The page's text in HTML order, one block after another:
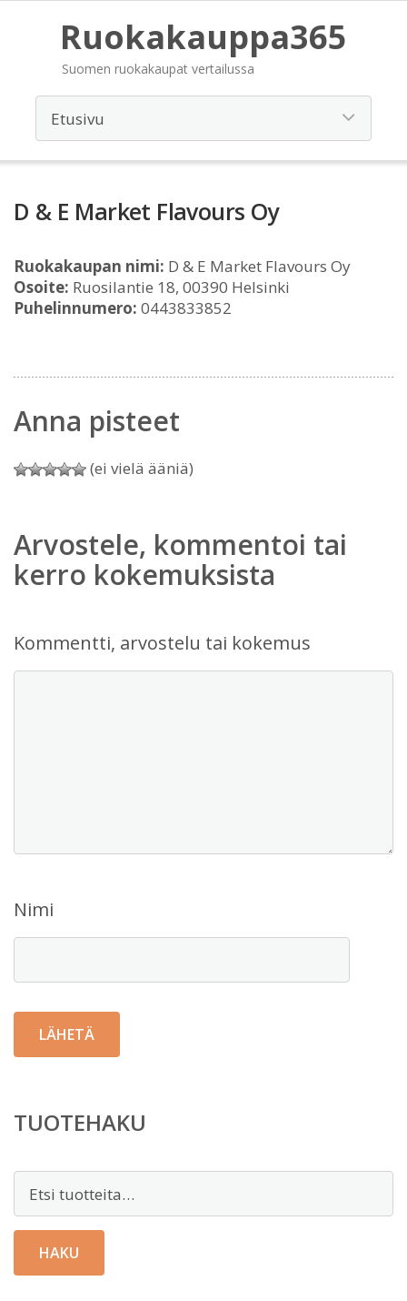
Ruokakauppa365
Suomen ruokakaupat vertailussa
D & E Market Flavours Oy
Ruokakaupan nimi: D & E Market Flavours Oy
Osoite: Ruosilantie 18, 00390 Helsinki
Puhelinnumero: 0443833852
Anna pisteet
(ei vielä ääniä)
Arvostele, kommentoi tai
kerro kokemuksista
Kommentti, arvostelu tai kokemus
Nimi
TUOTEHAKU
HAKU